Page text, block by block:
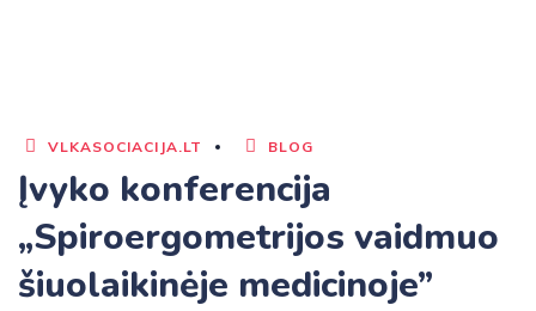
VLKASOCIACIJA.LT BLOG
Įvyko konferencija
„Spiroergometrijos vaidmuo
šiuolaikinėje medicinoje”